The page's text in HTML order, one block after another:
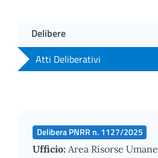
Delibere
Atti Deliberativi
Delibera PNRR n. 1127/2025
Ufficio: Area Risorse Umane